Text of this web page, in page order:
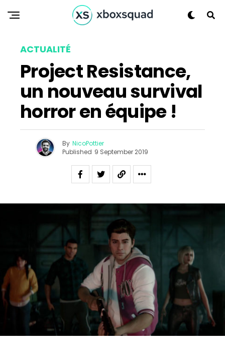
ACTUALITÉ
Project Resistance,
un nouveau survival
horror en équipe !
By NicoPottier
Published 9 September 2019